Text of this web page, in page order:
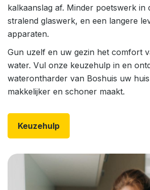
kalkaanslag af. Minder poetswerk in
stralend glaswerk, en een langere
apparaten.
Gun uzelf en uw gezin het comfort
water. Vul onze keuzehulp in en
waterontharder van Boshuis uw
makkelijker en schoner maakt.
Keuzehulp